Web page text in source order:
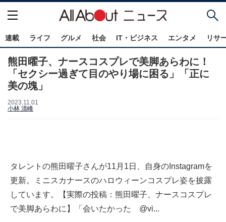
連載 ライフ グルメ 社会 IT・ビジネス エンタメ リサ
熊田曜子、ナースコスプレで美脚あらわに！
「セクシー過ぎて目のやり場に困る」「正に
美の塊」
2023.11.01
小林 清峰
タレントの熊田曜子さんが11月1日、自身のInstagramを
更新。ミニスカナースのハロウィーンコスプレ姿を披露
しています。【実際の投稿：熊田曜子、ナースコスプレ
で美脚あらわに】「会いたかった @vi...